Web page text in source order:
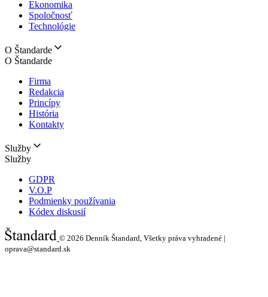
Ekonomika
Spoločnosť
Technológie
O Štandarde
O Štandarde
Firma
Redakcia
Princípy
História
Kontakty
Služby
Služby
GDPR
V.O.P
Podmienky používania
Kódex diskusií
© 2026 Denník Štandard, Všetky práva vyhradené |
oprava@standard.sk